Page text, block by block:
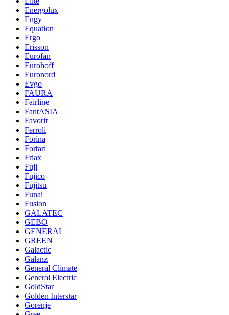
Energolux
Engy
Equation
Ergo
Erisson
Eurofan
Eurohoff
Euronord
Evgo
FAURA
Fairline
FantASIA
Favorit
Ferroli
Forina
Fortari
Friax
Fuji
Fujico
Fujitsu
Funai
Fusion
GALATEC
GEBO
GENERAL
GREEN
Galactic
Galanz
General Climate
General Electric
GoldStar
Golden Interstar
Gorenje